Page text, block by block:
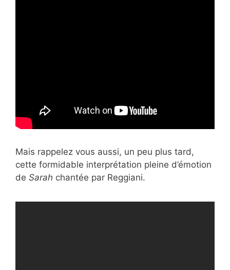
Mais rappelez vous aussi, un peu plus tard,
cette formidable interprétation pleine d’émotion
de Sarah chantée par Reggiani.